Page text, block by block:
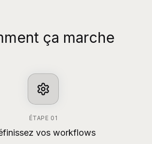
ça marche
ÉTAPE 01
vos workflows